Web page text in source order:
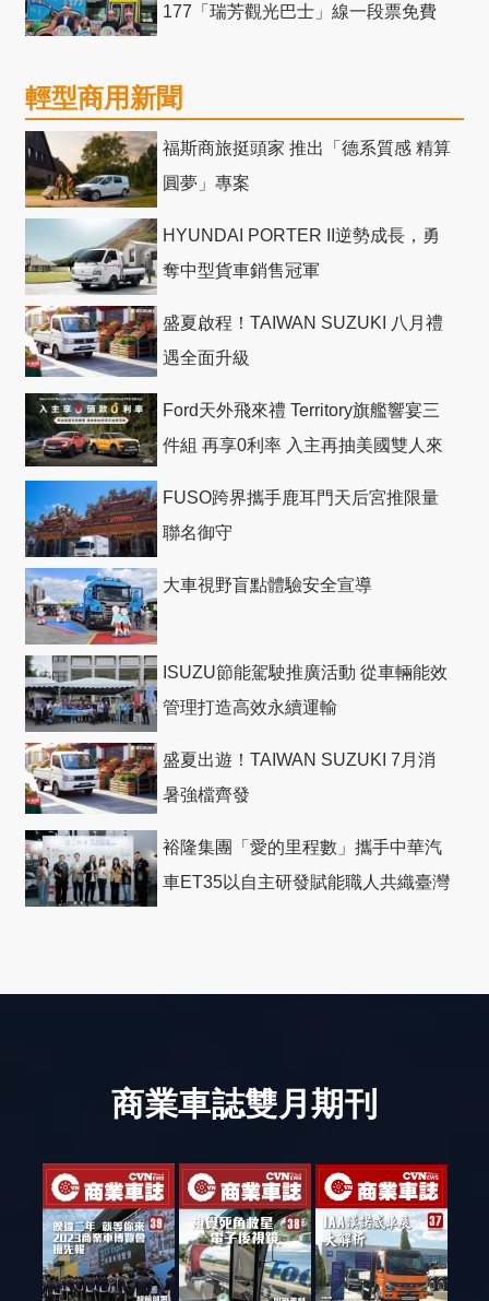
177「瑞芳觀光巴士」線一段票免費
輕型商用新聞
福斯商旅挺頭家 推出「德系質感 精算
圓夢」專案
HYUNDAI PORTER II逆勢成長，勇
奪中型貨車銷售冠軍
盛夏啟程！TAIWAN SUZUKI 八月禮
遇全面升級
Ford天外飛來禮 Territory旗艦響宴三
件組 再享0利率 入主再抽美國雙人來
FUSO跨界攜手鹿耳門天后宮推限量
聯名御守
大車視野盲點體驗安全宣導
ISUZU節能駕駛推廣活動 從車輛能效
管理打造高效永續運輸
盛夏出遊！TAIWAN SUZUKI 7月消
暑強檔齊發
裕隆集團「愛的里程數」攜手中華汽
車ET35以自主研發賦能職人共織臺灣
商業車誌雙月期刊